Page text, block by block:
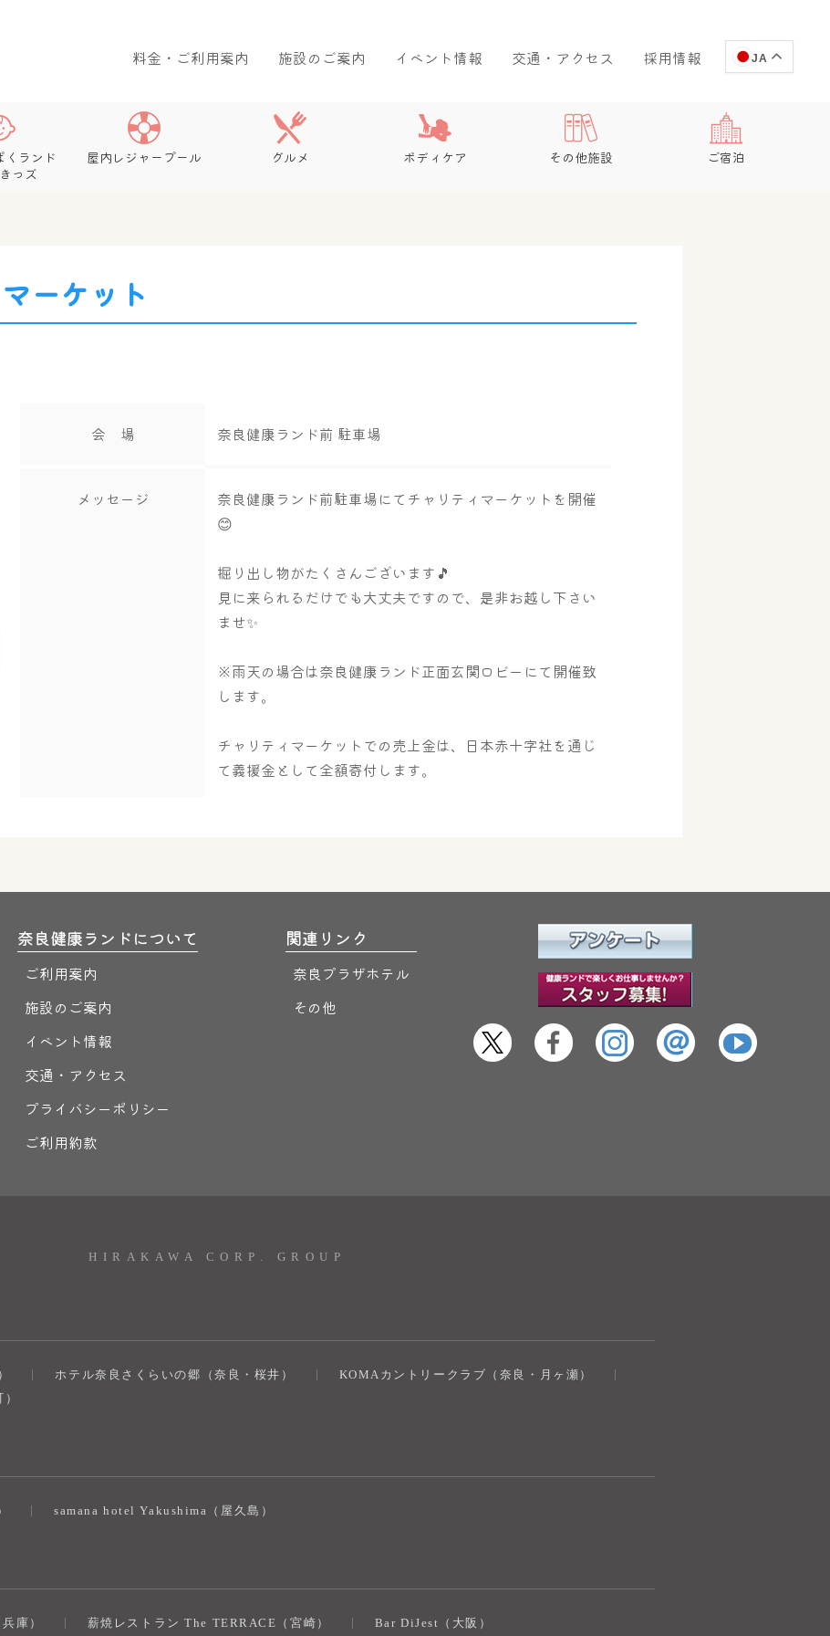
料金・ご利用案内 施設のご案内 イベント情報 交通・アクセス 採用情報 JA
くランド
っズ
屋内レジャープール グルメ ボディケア その他施設 ご宿泊
ーケット
会 場 奈良健康ランド前 駐車場
メッセージ
奈良健康ランド前駐車場にてチャリティマーケットを開催
😊
掘り出し物がたくさんございます🎵
見に来られるだけでも大丈夫ですので、是非お越し下さい
ませ✨
※雨天の場合は奈良健康ランド正面玄関ロビーにて開催致
します。
チャリティマーケットでの売上金は、日本赤十字社を通じ
て義援金として全額寄付します。
奈良健康ランドについて
ご利用案内
施設のご案内
イベント情報
交通・アクセス
プライバシーポリシー
ご利用約款
関連リンク
奈良プラザホテル
その他
HIRAKAWA CORP. GROUP
ホテル奈良さくらいの郷（奈良・桜井）
KOMAカントリークラブ（奈良・月ヶ瀬）
samana hotel Yakushima（屋久島）
庫） 薪焼レストラン The TERRACE（宮崎） Bar DiJest（大阪）
奈良健康ランド
AIコンシェルジュ